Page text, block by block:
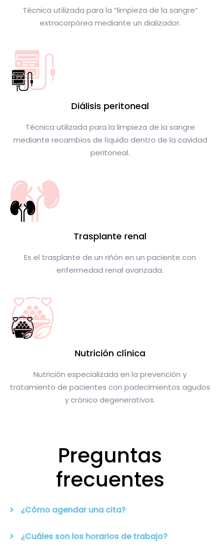
Técnica utilizada para la “limpieza de la sangre”
extracorpórea mediante un dializador.
Diálisis peritoneal
Técnica utilizada para la limpieza de la sangre
mediante recambios de líquido dentro de la cavidad
peritoneal.
Trasplante renal
Es el trasplante de un riñón en un paciente con
enfermedad renal avanzada.
Nutrición clínica
Nutrición especializada en la prevención y
tratamiento de pacientes con padecimientos agudos
y crónico degenerativos.
Preguntas
frecuentes
¿Cómo agendar una cita?
¿Cuáles son los horarios de trabajo?